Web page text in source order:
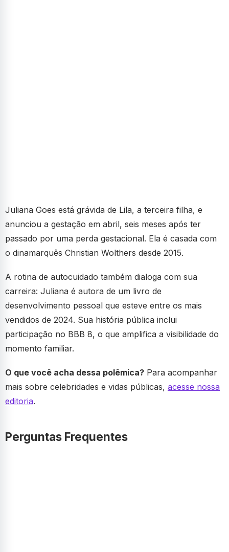
Juliana Goes está grávida de Lila, a terceira filha, e
anunciou a gestação em abril, seis meses após ter
passado por uma perda gestacional. Ela é casada com
o dinamarquês Christian Wolthers desde 2015.
A rotina de autocuidado também dialoga com sua
carreira: Juliana é autora de um livro de
desenvolvimento pessoal que esteve entre os mais
vendidos de 2024. Sua história pública inclui
participação no BBB 8, o que amplifica a visibilidade do
momento familiar.
O que você acha dessa polêmica? Para acompanhar
mais sobre celebridades e vidas públicas, acesse nossa
editoria.
Perguntas Frequentes